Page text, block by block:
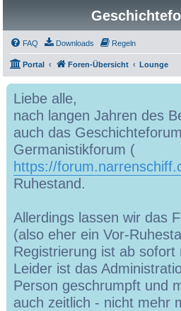
FAQ Downloads Regeln
Portal Foren-Übersicht Lounge
Liebe alle,
nach langen Jahren des
auch das
Germanistikforum (
https://
Ruhestand.
Allerdings lassen wir das
(also eher ein Vor-
Registrierung ist ab sofort
Leider ist das
Person geschrumpft und
auch zeitlich - nicht mehr